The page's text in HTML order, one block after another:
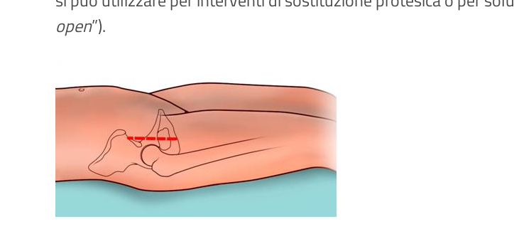
open”).